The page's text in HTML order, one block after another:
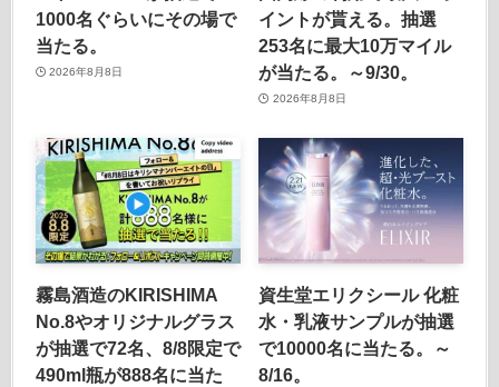
1000名ぐらいにその場で
当たる。
2026年8月8日
イントが貰える。抽選
253名に最大10万マイル
が当たる。～9/30。
2026年8月8日
霧島酒造のKIRISHIMA
No.8やオリジナルグラス
が抽選で72名、8/8限定で
490ml瓶が888名に当た
資生堂エリクシール 化粧
水・乳液サンプルが抽選
で10000名に当たる。～
8/16。